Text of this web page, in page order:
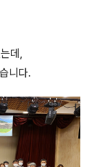
데,
니다.